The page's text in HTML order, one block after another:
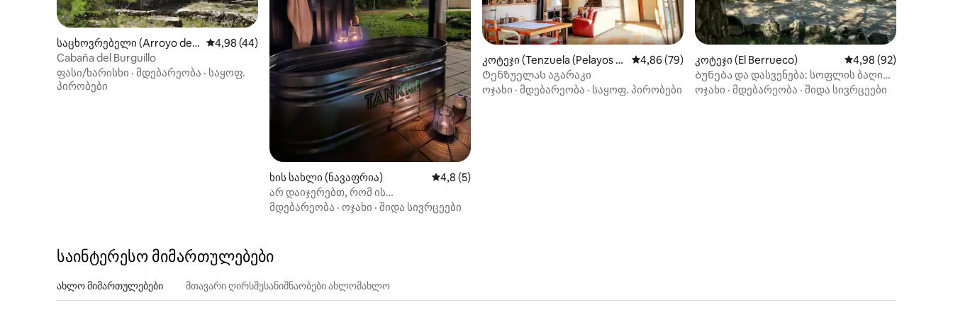
პეიზაჟების დაცული ტერიტორია.
Მდებარეობა Sotosalbos დაიწყოს
სფეროებში დასასვენებლად დადის,
მოსარგებლე პეიზაჟები და სიმშვიდე..
საცხოვრებელი (Arroyo de l
a Parra)
საშუალო შეფასებაა 5‑დან 4,98, 44 მიმოხილვა
4,98 (44)
Cabaña del Burguillo
ფასი/ხარისხი · მდებარეობა · საყოფ.
პირობები
ხის სახლი (ნავაფრია) საშუალო შეფასებაა 5‑დან 4,8, 5 მიმოხილვა
4,8 (5)
არ დაიჯერებთ, რომ ის
კონტეინერებითაა გაკეთებული
მდებარეობა · ოჯახი · შიდა სივრცეები
კოტეჯი (Tenzuela (Pelayos d
el Arroyo) Segovia)
საშუალო შეფასებაა 5‑დან 4,86, 79 მიმოხილვა
4,86 (79)
Ტენზუელას აგარაკი
ოჯახი · მდებარეობა · საყოფ. პირობები
კოტეჯი (El Berrueco) საშუალო შეფასებაა
4,98 (92)
Ბუნება და დასვენება: სოფლის ბაღი
კასიტა
ოჯახი · მდებარეობა · შიდა სივრცეები
საინტერესო მიმართულებები
ახლო მიმართულებები მთავარი ღირსშესანიშნაობები ახლომახლო